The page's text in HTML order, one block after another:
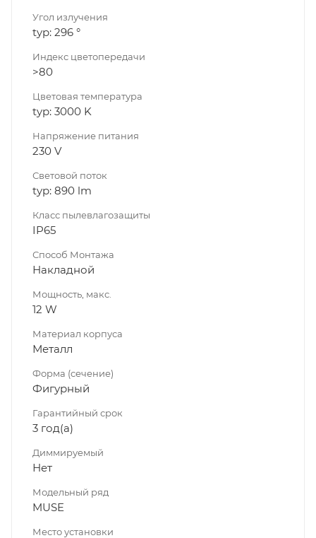
Угол излучения
typ: 296 °
Индекс цветопередачи
>80
Цветовая температура
typ: 3000 K
Напряжение питания
230 V
Световой поток
typ: 890 lm
Класс пылевлагозащиты
IP65
Способ Монтажа
Накладной
Мощность, макс.
12 W
Материал корпуса
Металл
Форма (сечение)
Фигурный
Гарантийный срок
3 год(а)
Диммируeмый
Нет
Модельный ряд
MUSE
Место установки